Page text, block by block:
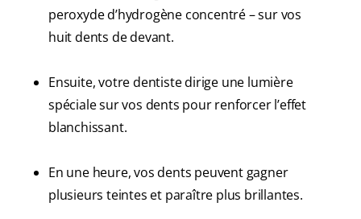
peroxyde d’hydrogène concentré – sur vos
huit dents de devant.
Ensuite, votre dentiste dirige une lumière
spéciale sur vos dents pour renforcer l’effet
blanchissant.
En une heure, vos dents peuvent gagner
plusieurs teintes et paraître plus brillantes.